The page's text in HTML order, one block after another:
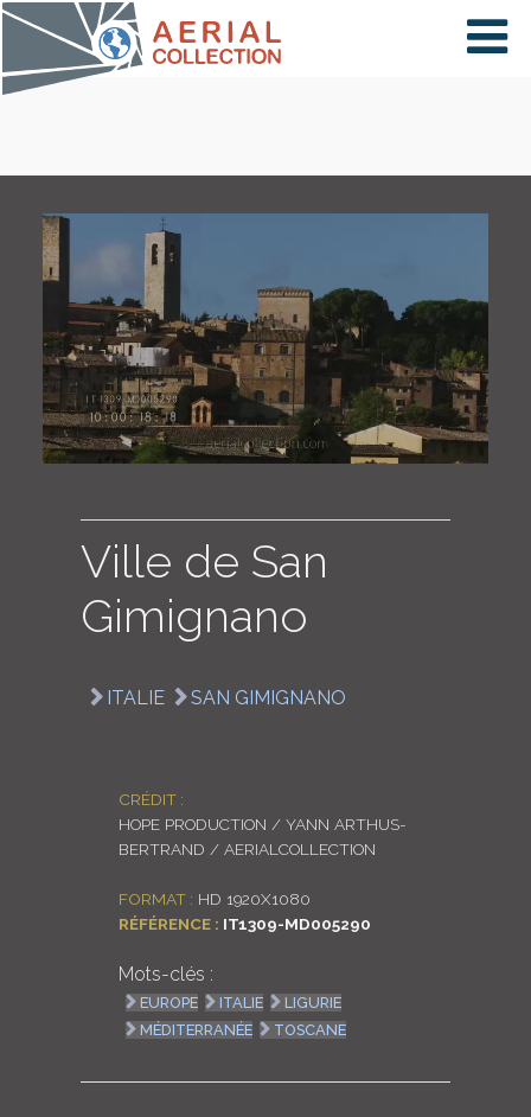
×
CARTE
COLLECTIONS
Ville de San
Gimignano
ITALIE SAN GIMIGNANO
CRÉDIT :
HOPE PRODUCTION / YANN ARTHUS-
BERTRAND / AERIALCOLLECTION
FORMAT : HD 1920X1080
RÉFÉRENCE : IT1309-MD005290
Mots-clés :
EUROPE ITALIE
LIGURIE
MÉDITERRANÉE
TOSCANE